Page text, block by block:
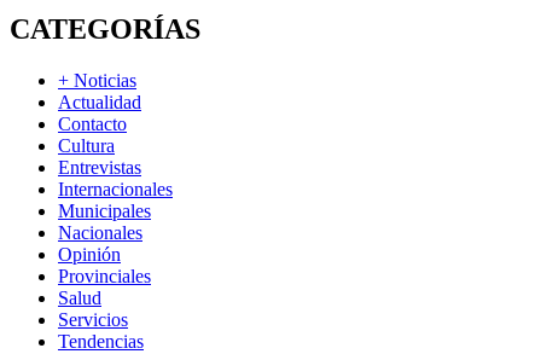
CATEGORÍAS
+ Noticias
Actualidad
Contacto
Cultura
Entrevistas
Internacionales
Municipales
Nacionales
Opinión
Provinciales
Salud
Servicios
Tendencias